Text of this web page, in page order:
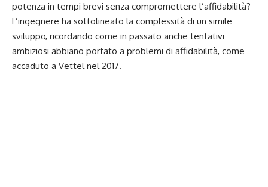
potenza in tempi brevi senza compromettere l’affidabilità?
L’ingegnere ha sottolineato la complessità di un simile
sviluppo, ricordando come in passato anche tentativi
ambiziosi abbiano portato a problemi di affidabilità, come
accaduto a Vettel nel 2017.